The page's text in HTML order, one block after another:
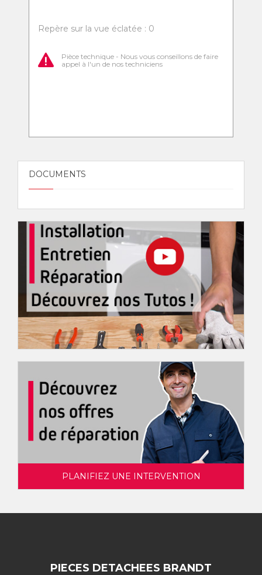
Repère sur la vue éclatée : 0
Pièce technique - Nous vous conseillons de faire
appel à l'un de nos techniciens
DOCUMENTS
PLANIFIEZ UNE INTERVENTION
PIECES DETACHEES BRANDT